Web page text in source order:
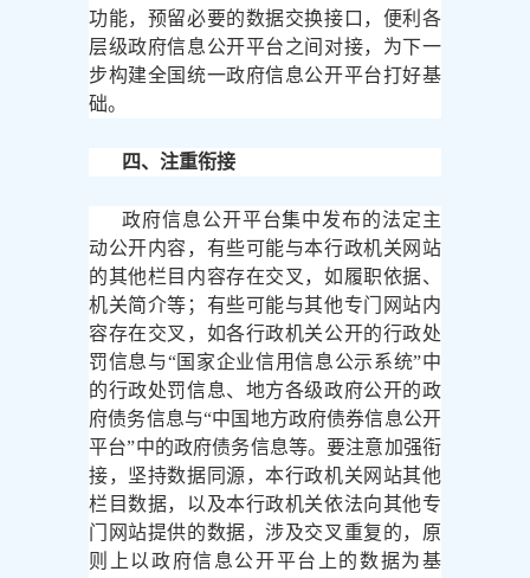
功能，预留必要的数据交换接口，便利各
层级政府信息公开平台之间对接，为下一
步构建全国统一政府信息公开平台打好基
础。
四、注重衔接
政府信息公开平台集中发布的法定主
动公开内容，有些可能与本行政机关网站
的其他栏目内容存在交叉，如履职依据、
机关简介等；有些可能与其他专门网站内
容存在交叉，如各行政机关公开的行政处
罚信息与“国家企业信用信息公示系统”中
的行政处罚信息、地方各级政府公开的政
府债务信息与“中国地方政府债券信息公开
平台”中的政府债务信息等。要注意加强衔
接，坚持数据同源，本行政机关网站其他
栏目数据，以及本行政机关依法向其他专
门网站提供的数据，涉及交叉重复的，原
则上以政府信息公开平台上的数据为基